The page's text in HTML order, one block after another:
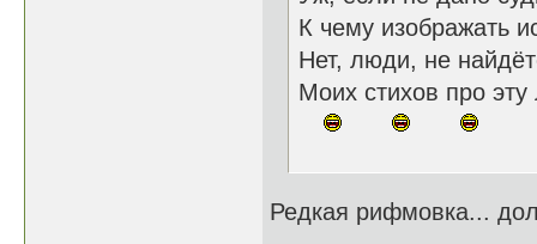
К чему изображать
Нет, люди, не
Моих стихов про эту
Редкая рифмовка...